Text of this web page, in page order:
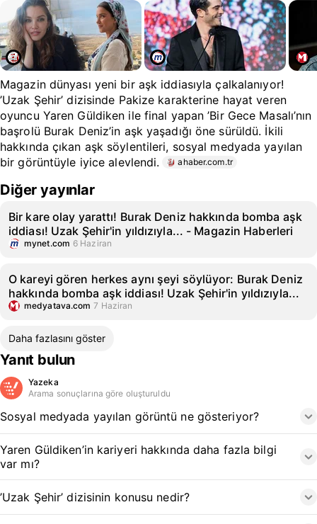
Magazin dünyası yeni bir aşk iddiasıyla çalkalanıyor!
’Uzak Şehir’ dizisinde Pakize karakterine hayat veren
oyuncu Yaren Güldiken ile final yapan ’Bir Gece Masalı’nın
başrolü Burak Deniz’in aşk yaşadığı öne sürüldü. İkili
hakkında çıkan aşk söylentileri, sosyal medyada yayılan
bir görüntüyle iyice alevlendi.
ahaber.com.tr
Diğer yayınlar
Bir kare olay yarattı! Burak Deniz hakkında bomba aşk
iddiası! Uzak Şehir'in yıldızıyla... - Magazin Haberleri
mynet.com 6 Haziran
O kareyi gören herkes aynı şeyi söylüyor: Burak Deniz
hakkında bomba aşk iddiası! Uzak Şehir'in yıldızıyla...
medyatava.com 7 Haziran
Daha fazlasını göster
Yanıt bulun
Yazeka
Arama sonuçlarına göre oluşturuldu
Sosyal medyada yayılan görüntü ne gösteriyor?
Yaren Güldiken’in kariyeri hakkında daha fazla bilgi
var mı?
’Uzak Şehir’ dizisinin konusu nedir?